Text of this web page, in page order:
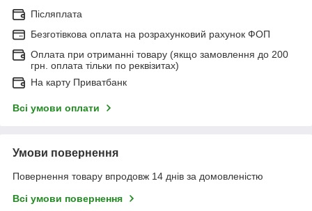
Післяплата
Безготівкова оплата на розрахунковий рахунок ФОП
Оплата при отриманні товару (якщо замовлення до 200
грн. оплата тільки по реквізитах)
На карту Приватбанк
Всі умови оплати
Умови повернення
Повернення товару впродовж 14 днів за домовленістю
Всі умови повернення